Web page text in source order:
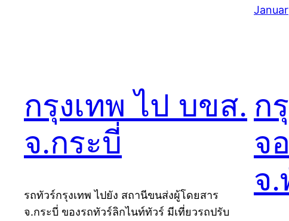
กรุงเทพ ไป บขส.
จ.กระบี่
รถทัวร์กรุงเทพ ไปยัง สถานีขนส่งผู้โดยสาร
จ.กระบี่ ของรถทัวร์ลิกไนท์ทัวร์ มีเที่ยวรถปรับ
ก
จ
จ.